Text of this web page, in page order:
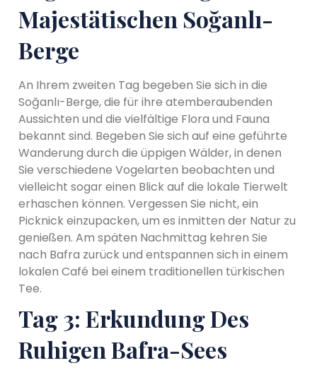
Majestätischen Soğanlı-
Berge
An Ihrem zweiten Tag begeben Sie sich in die
Soğanlı-Berge, die für ihre atemberaubenden
Aussichten und die vielfältige Flora und Fauna
bekannt sind. Begeben Sie sich auf eine geführte
Wanderung durch die üppigen Wälder, in denen
Sie verschiedene Vogelarten beobachten und
vielleicht sogar einen Blick auf die lokale Tierwelt
erhaschen können. Vergessen Sie nicht, ein
Picknick einzupacken, um es inmitten der Natur zu
genießen. Am späten Nachmittag kehren Sie
nach Bafra zurück und entspannen sich in einem
lokalen Café bei einem traditionellen türkischen
Tee.
Tag 3: Erkundung Des
Ruhigen Bafra-Sees